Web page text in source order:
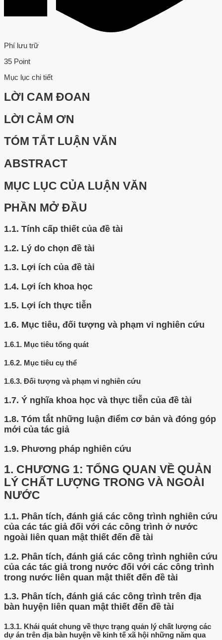
Phí lưu trữ
35 Point
Mục lục chi tiết
LỜI CAM ĐOAN
LỜI CẢM ƠN
TÓM TẮT LUẬN VĂN
ABSTRACT
MỤC LỤC CỦA LUẬN VĂN
PHẦN MỞ ĐẦU
1.1. Tính cấp thiết của đề tài
1.2. Lý do chọn đề tài
1.3. Lợi ích của đề tài
1.4. Lợi ích khoa học
1.5. Lợi ích thực tiễn
1.6. Mục tiêu, đối tượng và phạm vi nghiên cứu
1.6.1. Mục tiêu tổng quát
1.6.2. Mục tiêu cụ thể
1.6.3. Đối tượng và phạm vi nghiên cứu
1.7. Ý nghĩa khoa học và thực tiễn của đề tài
1.8. Tóm tắt những luận điểm cơ bản và đóng góp
mới của tác giả
1.9. Phương pháp nghiên cứu
1. CHƯƠNG 1: TỔNG QUAN VỀ QUẢN
LÝ CHẤT LƯỢNG TRONG VÀ NGOÀI
NƯỚC
1.1. Phân tích, đánh giá các công trình nghiên cứu
của các tác giả đối với các công trình ở nước
ngoài liên quan mật thiết đến đề tài
1.2. Phân tích, đánh giá các công trình nghiên cứu
của các tác giả trong nước đối với các công trình
trong nước liên quan mật thiết đến đề tài
1.3. Phân tích, đánh giá các công trình trên địa
bàn huyện liên quan mật thiết đến đề tài
1.3.1. Khái quát chung về thực trạng quản lý chất lượng các
dự án trên địa bàn huyện về kinh tế xã hội những năm qua